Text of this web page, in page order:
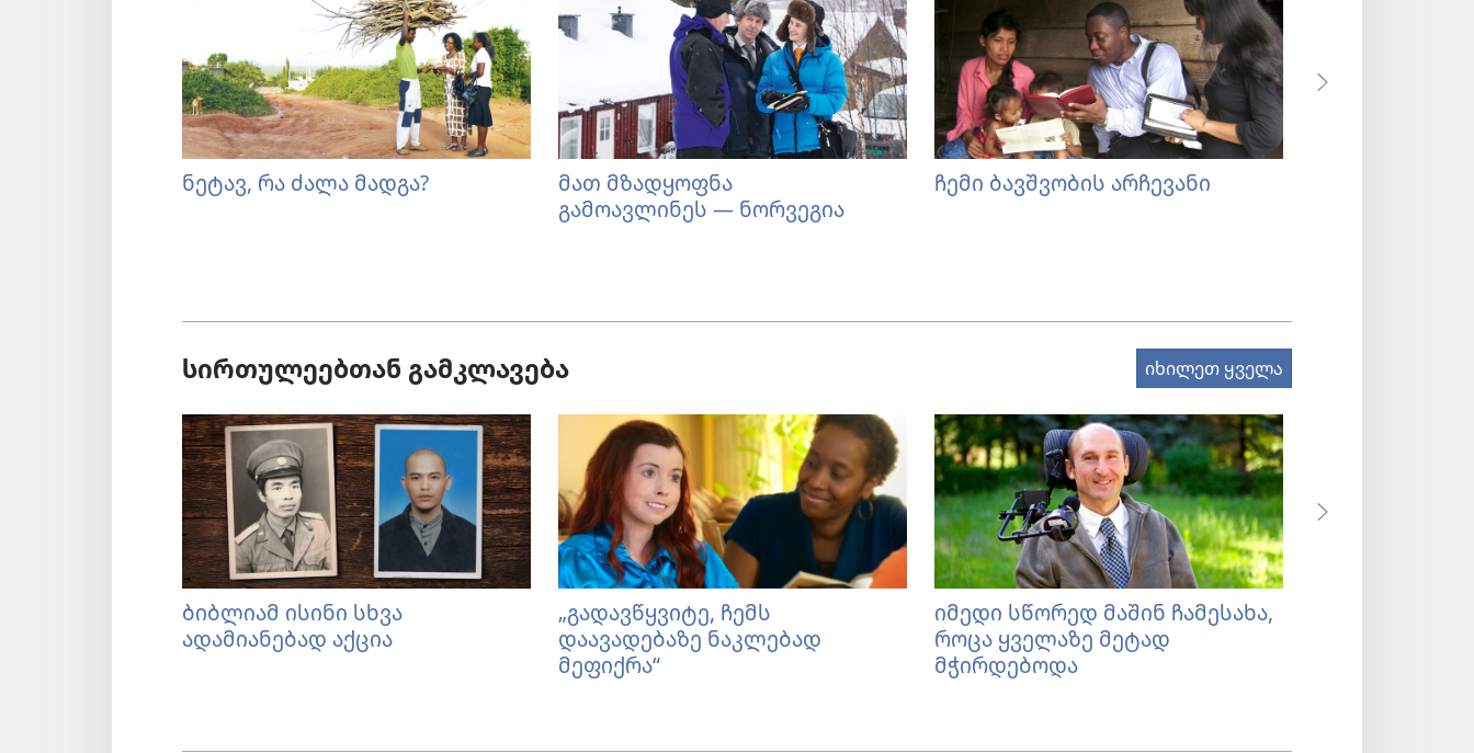
ნეტავ, რა ძალა მადგა?
მათ მზადყოფნა
გამოავლინეს — ნორვეგია
ჩემი ბავშვობის არჩევანი
სირთულეებთან გამკლავება იხილეთ ყველა
ბიბლიამ ისინი სხვა
ადამიანებად აქცია
„გადავწყვიტე, ჩემს
დაავადებაზე ნაკლებად
მეფიქრა“
იმედი სწორედ მაშინ ჩამესახა,
როცა ყველაზე მეტად
მჭირდებოდა